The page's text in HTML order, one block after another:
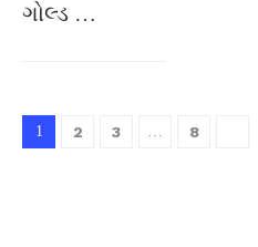
ગોલ્ડ …
1 2 3 … 8